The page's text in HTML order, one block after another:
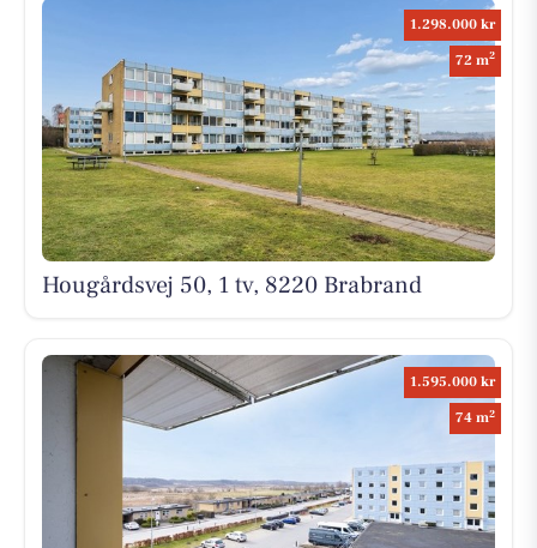
1.298.000 kr
72 m2
Hougårdsvej 50, 1 tv, 8220 Brabrand
1.595.000 kr
74 m2